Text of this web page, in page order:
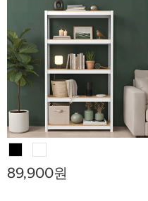
89,900원